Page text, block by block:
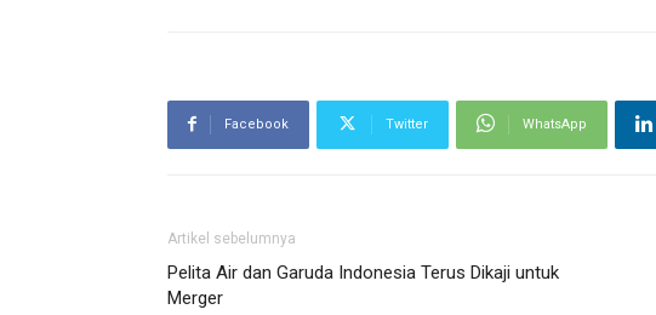
Facebook Twitter WhatsApp
Artikel sebelumnya
Pelita Air dan Garuda Indonesia Terus Dikaji untuk
Merger